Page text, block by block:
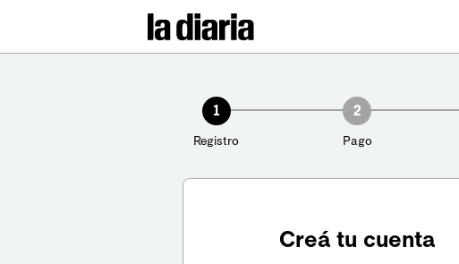
1
Registro
2
Pago
Creá tu cuenta